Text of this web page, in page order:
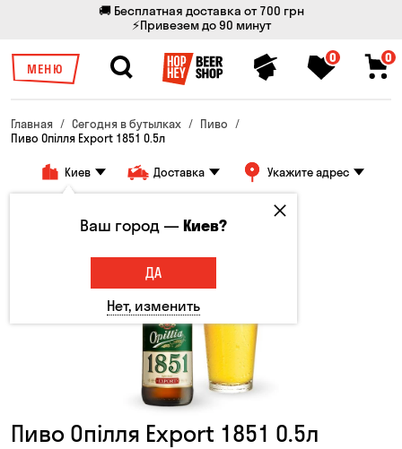
🚚 Бесплатная доставка от 700 грн
⚡Привезем до 90 минут
МЕНЮ
0 0
Главная Сегодня в бутылках
Пиво
Пиво Опілля Export 1851 0.5л
Киев Доставка Укажите адрес
Пиво Опілля Export 1851 0.5л
Ваш город —Киев?
ДА
Нет, изменить